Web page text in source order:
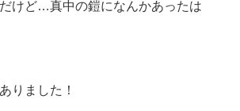
けど…真中の鎧になんかあったは
りました！